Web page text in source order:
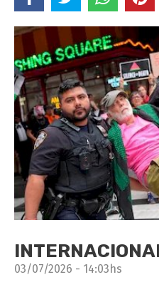
03/07/2026 - 14:03hs